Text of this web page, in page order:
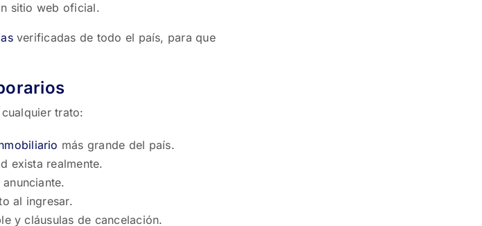
sitio web oficial.
verificadas de todo el país, para que
trato:
más grande del país.
exista realmente.
al ingresar.
y cláusulas de cancelación.